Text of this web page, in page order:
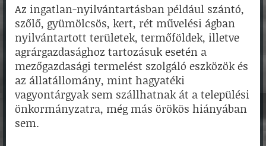
Az ingatlan-nyilvántartásban például szántó,
szőlő, gyümölcsös, kert, rét művelési ágban
nyilvántartott területek, termőföldek, illetve
agrárgazdasághoz tartozásuk esetén a
mezőgazdasági termelést szolgáló eszközök és
az állatállomány, mint hagyatéki
vagyontárgyak sem szállhatnak át a települési
önkormányzatra, még más örökös hiányában
sem.